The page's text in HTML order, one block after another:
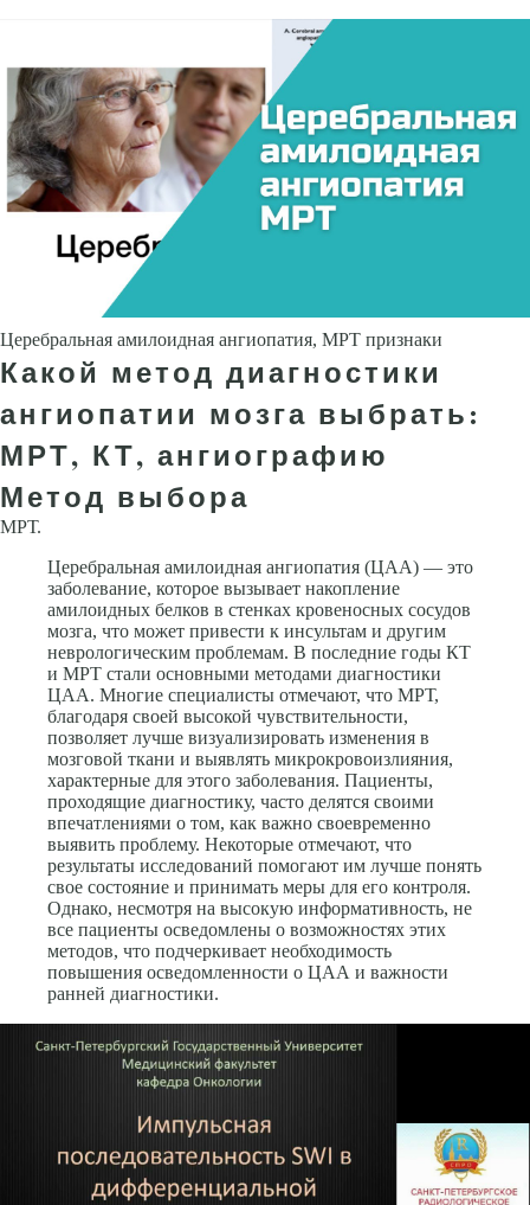
Церебральная амилоидная ангиопатия, МРТ признаки
Какой метод диагностики
ангиопатии мозга выбрать:
МРТ, КТ, ангиографию
Метод выбора
МРТ.
Церебральная амилоидная ангиопатия (ЦАА) — это
заболевание, которое вызывает накопление
амилоидных белков в стенках кровеносных сосудов
мозга, что может привести к инсультам и другим
неврологическим проблемам. В последние годы КТ
и МРТ стали основными методами диагностики
ЦАА. Многие специалисты отмечают, что МРТ,
благодаря своей высокой чувствительности,
позволяет лучше визуализировать изменения в
мозговой ткани и выявлять микрокровоизлияния,
характерные для этого заболевания. Пациенты,
проходящие диагностику, часто делятся своими
впечатлениями о том, как важно своевременно
выявить проблему. Некоторые отмечают, что
результаты исследований помогают им лучше понять
свое состояние и принимать меры для его контроля.
Однако, несмотря на высокую информативность, не
все пациенты осведомлены о возможностях этих
методов, что подчеркивает необходимость
повышения осведомленности о ЦАА и важности
ранней диагностики.